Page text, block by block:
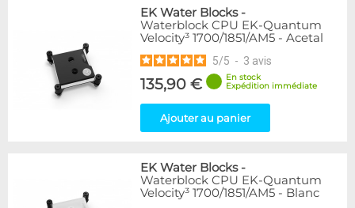
EK Water Blocks-
Waterblock CPU EK-Quantum
Velocity³ 1700/1851/AM5 - Acetal
5/5 - 3 avis
135,90 €
En stock
Expédition immédiate
Ajouter au panier
EK Water Blocks-
Waterblock CPU EK-Quantum
Velocity³ 1700/1851/AM5 - Blanc